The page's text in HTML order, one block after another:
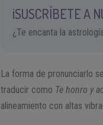
¡SUSCRÍBETE A
¿Te encanta la
La forma de pronunciarlo
traducir como Te honro y
alineamiento con altas